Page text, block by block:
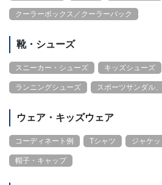
クーラーボックス／クーラーバック
靴・シューズ
スニーカー・シューズ キッズシューズ
ランニングシューズ スポーツサンダル
ウェア・キッズウェア
コーディネート例 Tシャツ ジャケッ
帽子・キャップ